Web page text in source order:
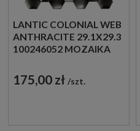
LANTIC COLONIAL WEB
ANTHRACITE 29.1X29.3
100246052 MOZAIKA
DEKORACYJNA
175,00 zł szt.